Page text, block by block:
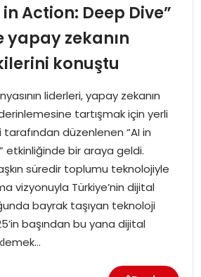
in Action: Deep Dive”
zekanın
konuştu
liderleri, yapay zekanın
tartışmak için yerli
düzenlenen “AI in
etkinliğinde bir araya geldi.
aşkın süredir toplumu teknolojiyle
vizyonuyla Türkiye’nin dijital
bayrak taşıyan teknoloji
başından bu yana dijital